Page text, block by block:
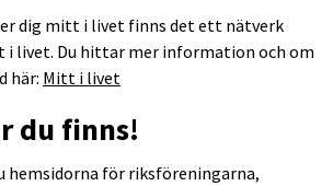
dig mitt i livet finns det ett nätverk
i livet. Du hittar mer information och om
här: Mitt i livet
du finns!
hemsidorna för riksföreningarna,